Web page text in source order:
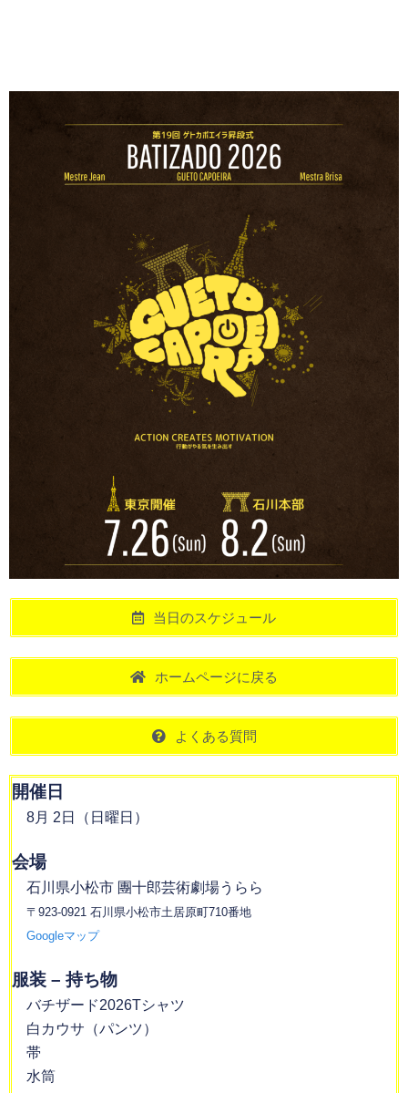
当日のスケジュール
ホームページに戻る
よくある質問
開催日
8月 2日（日曜日）
会場
石川県小松市 團十郎芸術劇場うらら
〒923-0921 石川県小松市土居原町710番地
Googleマップ
服装 – 持ち物
バチザード2026Tシャツ
白カウサ（パンツ）
帯
水筒